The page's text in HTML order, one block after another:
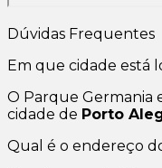
Dúvidas Frequentes
Em que cidade está
O Parque Germania
cidade de Porto
Qual é o endereço